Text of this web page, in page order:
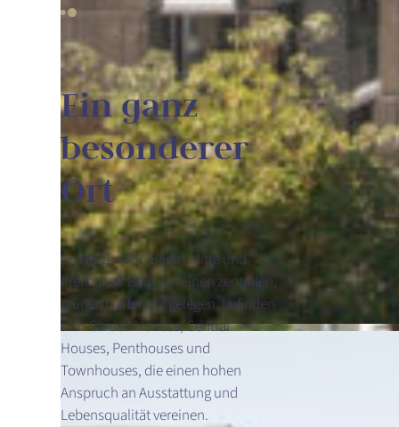
Ein ganz
besonderer
Ort
Im Herzen von Berlin-Mitte und
Prenzlauer Berg um einen zentralen,
grünen Gartenhof gelegen, befinden
sich Garden Houses, Central
Houses, Penthouses und
Townhouses, die einen hohen
Anspruch an Ausstattung und
Lebensqualität vereinen.